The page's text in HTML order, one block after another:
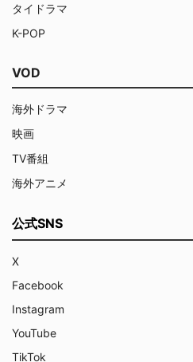
タイドラマ
K-POP
VOD
海外ドラマ
映画
TV番組
海外アニメ
公式SNS
X
Facebook
Instagram
YouTube
TikTok